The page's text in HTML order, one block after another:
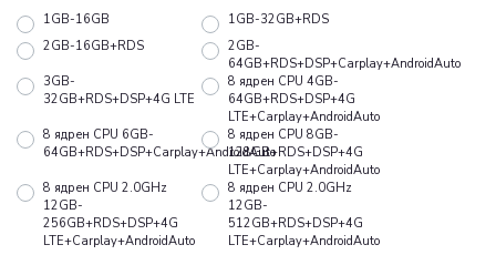
1GB-16GB
1GB-32GB+RDS
2GB-16GB+RDS
2GB-
64GB+RDS+DSP+Carplay+AndroidAuto
3GB-
32GB+RDS+DSP+4G LTE
8 ядрен CPU 4GB-
64GB+RDS+DSP+4G
LTE+Carplay+AndroidAuto
8 ядрен CPU 6GB-
64GB+RDS+DSP+Carplay+AndroidAuto
8 ядрен CPU 8GB-
128GB+RDS+DSP+4G
LTE+Carplay+AndroidAuto
8 ядрен CPU 2.0GHz
12GB-
256GB+RDS+DSP+4G
LTE+Carplay+AndroidAuto
8 ядрен CPU 2.0GHz
12GB-
512GB+RDS+DSP+4G
LTE+Carplay+AndroidAuto